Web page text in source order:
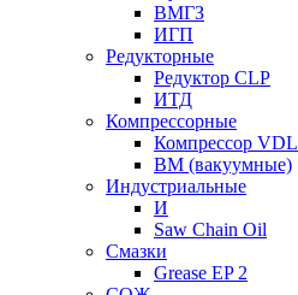
ВМГЗ
ИГП
Редукторные
Редуктор CLP
ИТД
Компрессорные
Компрессор VDL
ВМ (вакуумные)
Индустриальные
И
Saw Chain Oil
Смазки
Grease EP 2